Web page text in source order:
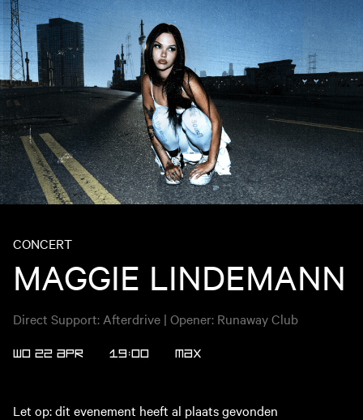
CONCERT
MAGGIE LINDEMANN
Direct Support: Afterdrive | Opener: Runaway Club
WO 22 APR 19:00 MAX
Let op: dit evenement heeft al plaats gevonden